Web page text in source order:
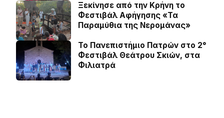
Ξεκίνησε από την Κρήνη το
Φεστιβάλ Αφήγησης «Τα
Παραμύθια της Νερομάνας»
Το Πανεπιστήμιο Πατρών στο 2°
Φεστιβάλ Θεάτρου Σκιών, στα
Φιλιατρά